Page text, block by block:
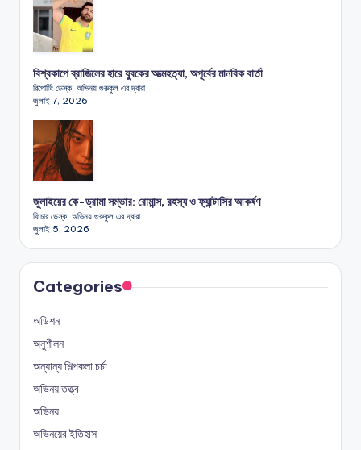
বিশ্বকাপে ব্রাজিলের হারে যুবকের আত্মহত্যা, অপূর্বের মানবিক বার্তা
রিপোর্টিং ডেস্ক, অভিনয় গুরুকুল এর দ্বারা
জুলাই 7, 2026
জুলাইয়ের কে-ড্রামা সম্ভার: রোমান্স, রহস্য ও ফ্যান্টাসির আকর্ষণ
ফিচার ডেস্ক, অভিনয় গুরুকুল এর দ্বারা
জুলাই 5, 2026
Categories
অডিশন
অনুশীলন
অন্যান্য শিল্পকলা চর্চা
অভিনয় তত্ত্ব
অভিনয়
অভিনয়ের ইতিহাস